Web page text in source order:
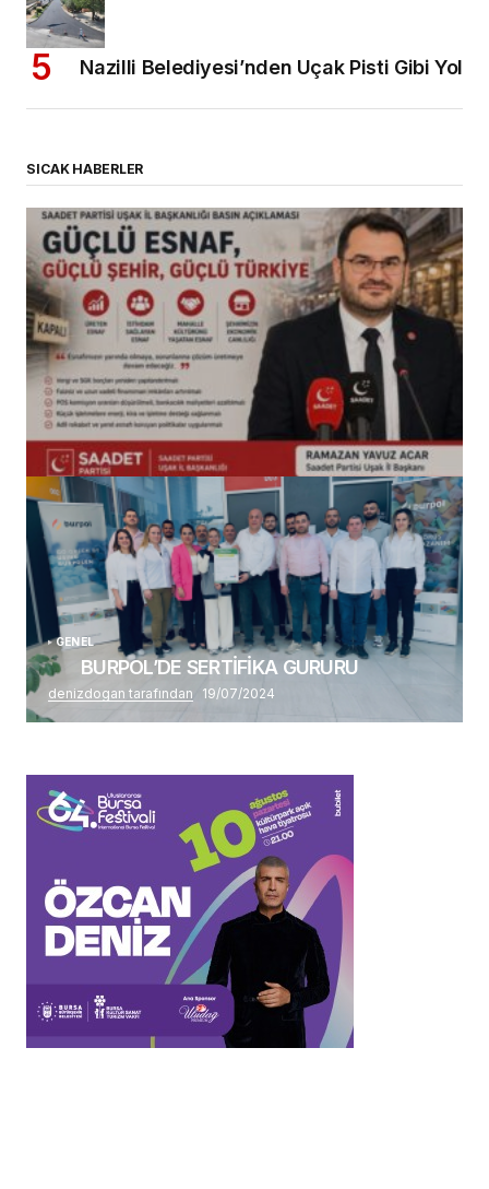
Nazilli Belediyesi’nden Uçak Pisti Gibi Yol
SICAK HABERLER
(başlıksız)
Alaattin Karahan tarafından 14/07/2026
GENEL
BURPOL’DE SERTİFİKA GURURU
denizdogan tarafından 19/07/2024